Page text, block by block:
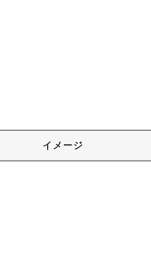
イメージ